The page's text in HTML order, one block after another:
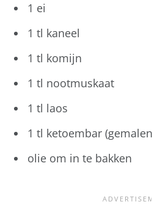
1 ei
1 tl kaneel
1 tl komijn
1 tl nootmuskaat
1 tl laos
1 tl ketoembar
olie om in te bakken